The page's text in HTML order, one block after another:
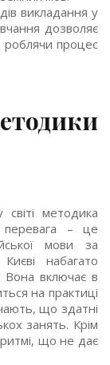
викладання у
дозволяє
роблячи процес
методика
перевага – це
мови за
набагато
Вона включає в
на практиці
що здатні
занять. Крім
що не дає